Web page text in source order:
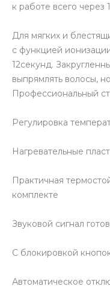
к работе всего через
Для мягких и
с функцией
12секунд.
выпрямлять волосы,
Профессиональный
Регулировка
Нагревательные
Практичная
комплекте
Звуковой сигнал
С блокировкой
Автоматическое